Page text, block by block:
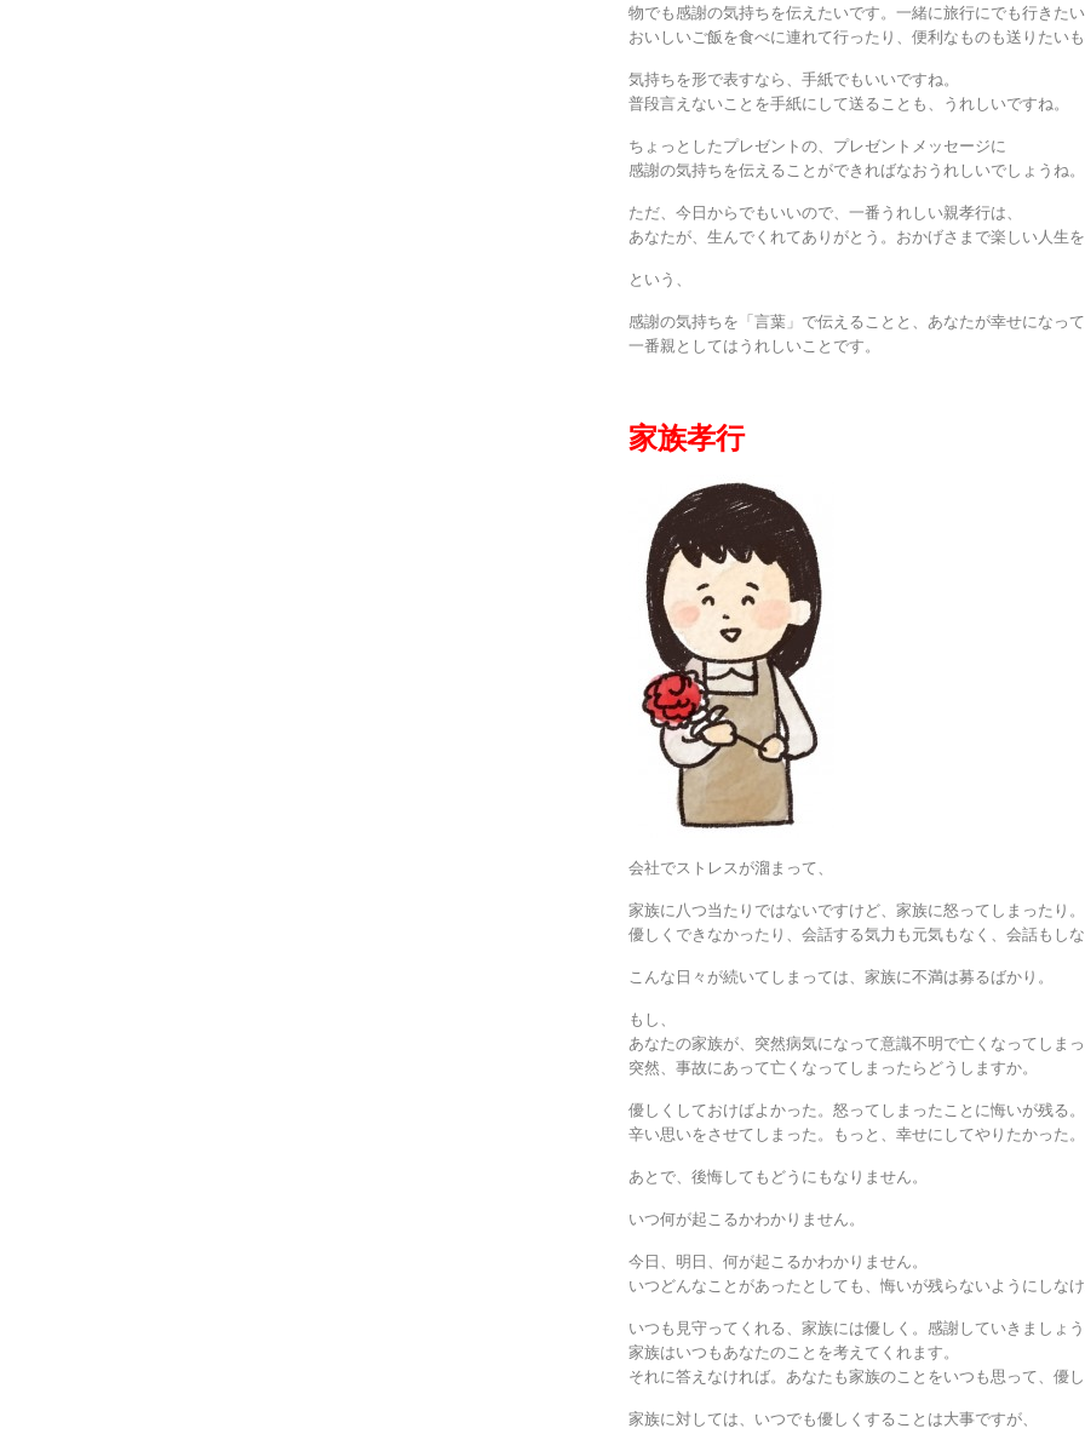
物でも感謝の気持ちを伝えたいです。一緒に旅行にでも行きたい
おいしいご飯を食べに連れて行ったり、便利なものも送りたいも
気持ちを形で表すなら、手紙でもいいですね。
普段言えないことを手紙にして送ることも、うれしいですね。
ちょっとしたプレゼントの、プレゼントメッセージに
感謝の気持ちを伝えることができればなおうれしいでしょうね。
ただ、今日からでもいいので、一番うれしい親孝行は、
あなたが、生んでくれてありがとう。おかげさまで楽しい人生を
という、
感謝の気持ちを「言葉」で伝えることと、あなたが幸せになって
一番親としてはうれしいことです。
家族孝行
会社でストレスが溜まって、
家族に八つ当たりではないですけど、家族に怒ってしまったり。
優しくできなかったり、会話する気力も元気もなく、会話もしな
こんな日々が続いてしまっては、家族に不満は募るばかり。
もし、
あなたの家族が、突然病気になって意識不明で亡くなってしまっ
突然、事故にあって亡くなってしまったらどうしますか。
優しくしておけばよかった。怒ってしまったことに悔いが残る。
辛い思いをさせてしまった。もっと、幸せにしてやりたかった。
あとで、後悔してもどうにもなりません。
いつ何が起こるかわかりません。
今日、明日、何が起こるかわかりません。
いつどんなことがあったとしても、悔いが残らないようにしなけ
いつも見守ってくれる、家族には優しく。感謝していきましょう
家族はいつもあなたのことを考えてくれます。
それに答えなければ。あなたも家族のことをいつも思って、優し
家族に対しては、いつでも優しくすることは大事ですが、